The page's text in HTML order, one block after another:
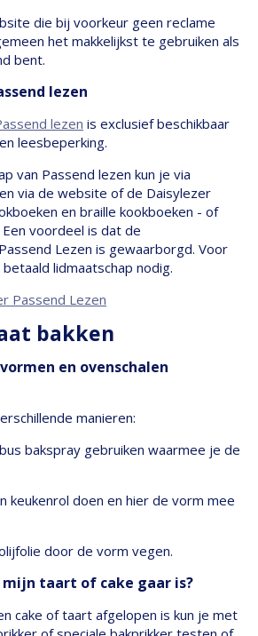
die bij voorkeur geen reclame
het makkelijkst te gebruiken als
bent.
lezen
lezen is exclusief beschikbaar
leesbeperking.
van Passend lezen kun je via
via de website of de Daisylezer
en braille kookboeken - of
voordeel is dat de
Lezen is gewaarborgd. Voor
lidmaatschap nodig.
Passend Lezen
bakken
en ovenschalen
manieren:
bakspray gebruiken waarmee je de
keukenrol doen en hier de vorm mee
door de vorm vegen.
taart of cake gaar is?
cake of taart afgelopen is kun je met